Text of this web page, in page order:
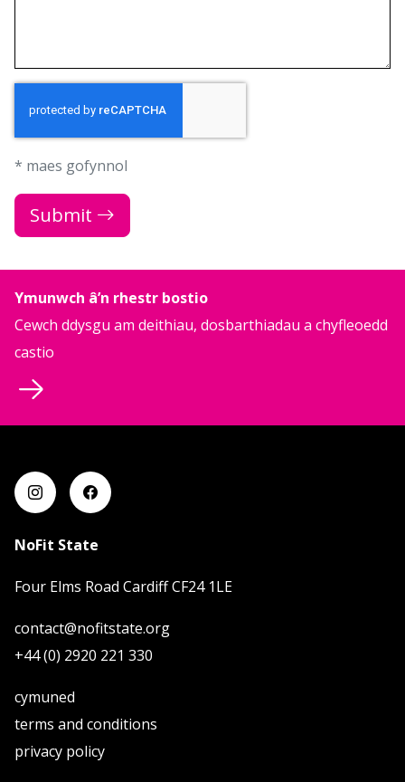
* maes gofynnol
Submit
Ymunwch â’n rhestr bostio
Cewch ddysgu am deithiau, dosbarthiadau a chyfleoedd
castio
NoFit State
Four Elms Road Cardiff CF24 1LE
contact@nofitstate.org
+44 (0) 2920 221 330
cymuned
terms and conditions
privacy policy